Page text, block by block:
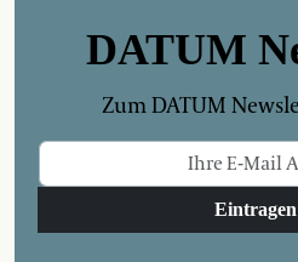
DATUM
Zum DATUM
Eintragen